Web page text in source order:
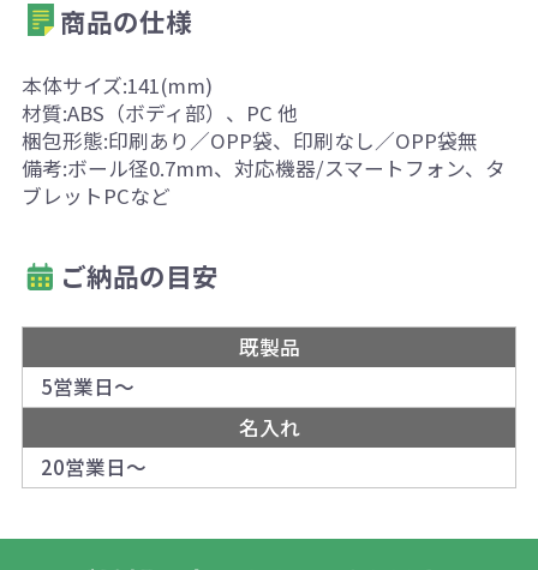
商品の仕様
本体サイズ:141(mm)
材質:ABS（ボディ部）、PC 他
梱包形態:印刷あり／OPP袋、印刷なし／OPP袋無
備考:ボール径0.7mm、対応機器/スマートフォン、タ
ブレットPCなど
ご納品の目安
既製品
5営業日～
名入れ
20営業日～